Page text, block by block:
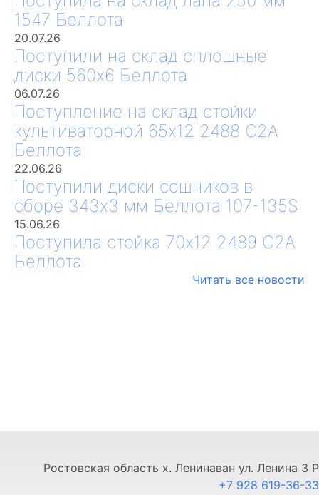
1547 Беллота
20.07.26
Поступили на склад сплошные
диски 560х6 Беллота
06.07.26
Поступление на склад стойки
культиваторной 65х12 2488 С2А
Беллота
22.06.26
Поступили диски сошников в
сборе 343х3 мм Беллота 107-135S
15.06.26
Поступила стойка 70х12 2489 С2А
Беллота
Читать все новости
Ростовская область х. Ленинаван ул. Ленина 3 Р
+7 928 619-36-33